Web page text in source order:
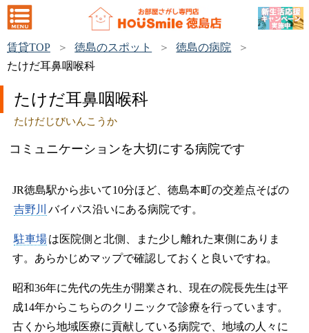
賃貸TOP 徳島のスポット
徳島の病院
たけだ耳鼻咽喉科
たけだ耳鼻咽喉科
たけだじびいんこうか
コミュニケーションを大切にする病院です
JR徳島駅から歩いて10分ほど、徳島本町の交差点そばの
吉野川
バイパス沿いにある病院です。
駐車場は医院側と北側、また少し離れた東側にありま
す。あらかじめマップで確認しておくと良いですね。
昭和36年に先代の先生が開業され、現在の院長先生は平
成14年からこちらのクリニックで診療を行っています。
古くから地域医療に貢献している病院で、地域の人々に